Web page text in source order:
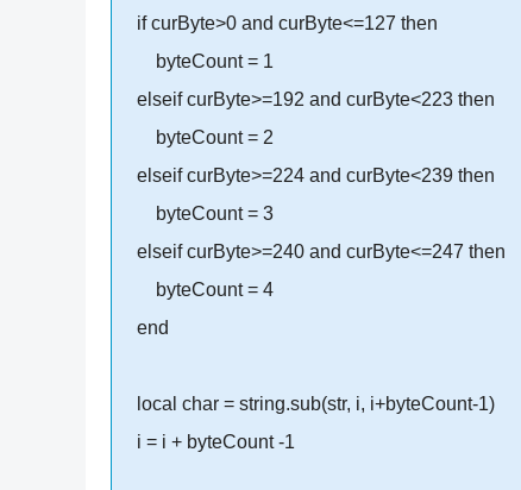
if curByte>0 and curByte<=127 then
byteCount = 1
elseif curByte>=192 and curByte<223 then
byteCount = 2
elseif curByte>=224 and curByte<239 then
byteCount = 3
elseif curByte>=240 and curByte<=247 then
byteCount = 4
end
local char = string.sub(str, i, i+byteCount-1)
i = i + byteCount -1